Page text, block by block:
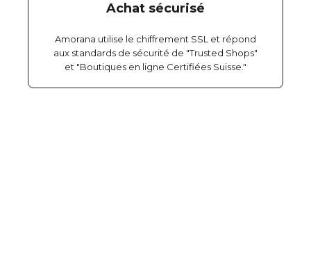
Achat sécurisé
Amorana utilise le chiffrement SSL et répond
aux standards de sécurité de "Trusted Shops"
et "Boutiques en ligne Certifiées Suisse."